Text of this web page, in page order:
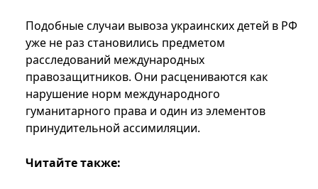
Подобные случаи вывоза украинских детей в РФ
уже не раз становились предметом
расследований международных
правозащитников. Они расцениваются как
нарушение норм международного
гуманитарного права и один из элементов
принудительной ассимиляции.
Читайте также: